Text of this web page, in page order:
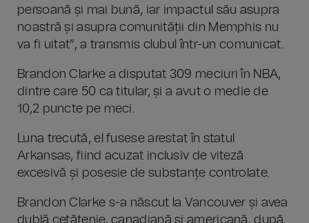
persoană și mai bună, iar impactul său asupra
noastră și asupra comunității din Memphis nu
va fi uitat”, a transmis clubul într-un comunicat.
Brandon Clarke a disputat 309 meciuri în NBA,
dintre care 50 ca titular, și a avut o medie de
10,2 puncte pe meci.
Luna trecută, el fusese arestat în statul
Arkansas, fiind acuzat inclusiv de viteză
excesivă și posesie de substanțe controlate.
Brandon Clarke s-a născut la Vancouver și avea
dublă cetățenie, canadiană și americană, după